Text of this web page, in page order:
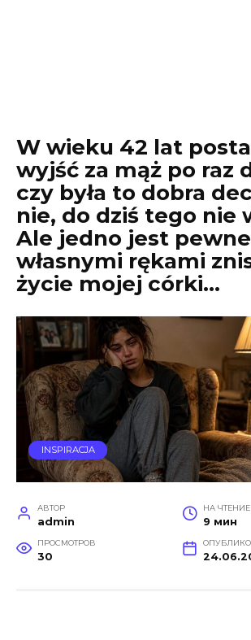
W wieku 42 lat
wyjść za mąż po raz
czy była to dobra
nie, do dziś tego nie
Ale jedno jest
własnymi rękami
życie mojej córki…
INSPIRACJA
АВТОР
admin
НА ЧТЕНИЕ
9 мин
ПРОСМОТРОВ
30